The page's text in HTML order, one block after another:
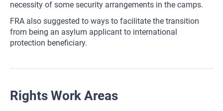
necessity of some security arrangements in the camps.
FRA also suggested to ways to facilitate the transition
from being an asylum applicant to international
protection beneficiary.
Rights Work Areas